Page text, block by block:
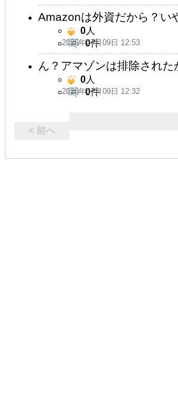
Amazonは外資だから？い
2026年07月09日 12:53
0人
0件
ん？アマゾンは排除された
2026年07月09日 12:32
0人
0件
< 前へ